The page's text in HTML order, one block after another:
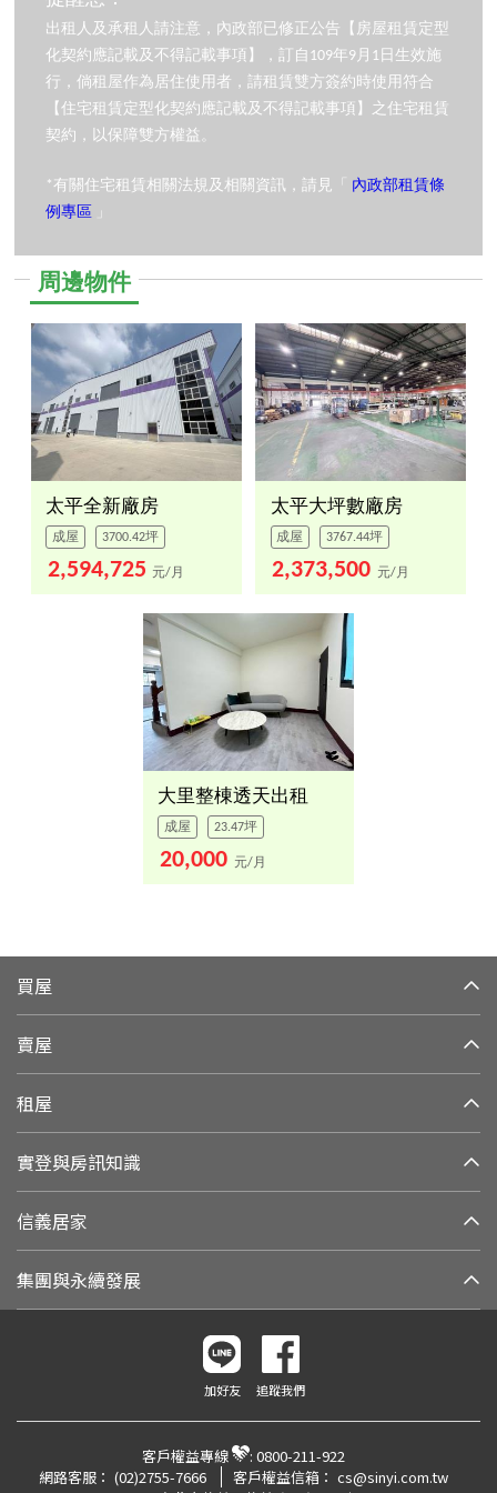
出租人及承租人請注意，內政部已修正公告【房屋租賃定型
化契約應記載及不得記載事項】，訂自109年9月1日生效施
行，倘租屋作為居住使用者，請租賃雙方簽約時使用符合
【住宅租賃定型化契約應記載及不得記載事項】之住宅租賃
契約，以保障雙方權益。
*有關住宅租賃相關法規及相關資訊，請見「 內政部租賃條
例專區 」
周邊物件
太平全新廠房
成屋 3700.42坪
2,594,725 元/月
太平大坪數廠房
成屋 3767.44坪
2,373,500 元/月
大里整棟透天出租
成屋 23.47坪
20,000 元/月
買屋
賣屋
租屋
實登與房訊知識
信義居家
集團與永續發展
加好友 追蹤我們
客戶權益專線 : 0800-211-922
網路客服： (02)2755-7666 客戶權益信箱： cs@sinyi.com.tw